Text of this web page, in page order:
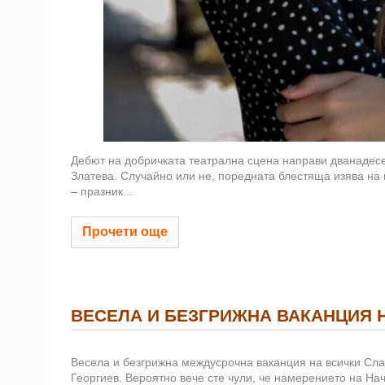
Дебют на добричката театрална сцена направи
Златева. Случайно или не, поредната блестяща изява
– празник...
Прочети още
ВЕСЕЛА И БЕЗГРИЖНА ВАКАНЦИЯ
Весела и безгрижна междусрочна ваканция на всички
Георгиев. Вероятно вече сте чули, че намерението на